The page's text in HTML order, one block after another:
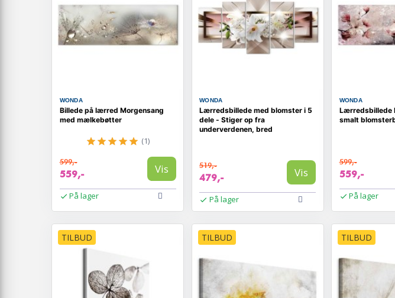
WONDA
Billede på lærred Morgensang
med mælkebøtter
(1)
599,-
559,- Vis
På lager
WONDA
Lærredsbillede med blomster i 5
dele - Stiger op fra
underverdenen, bred
519,-
479,- Vis
På lager
WONDA
Lærredsbillede
smalt
599,-
559,-
På lager
TILBUD TILBUD TILBUD